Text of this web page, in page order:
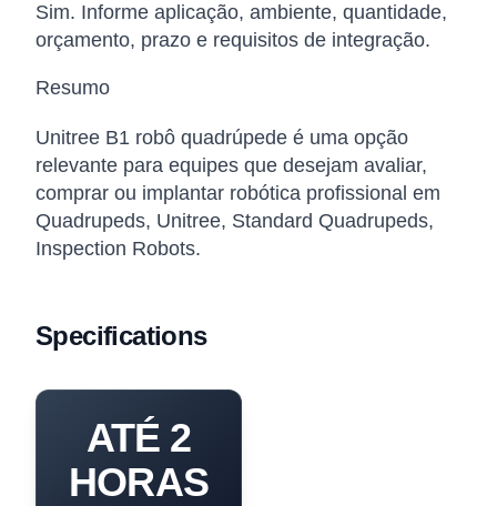
Sim. Informe aplicação, ambiente, quantidade,
orçamento, prazo e requisitos de integração.
Resumo
Unitree B1 robô quadrúpede é uma opção
relevante para equipes que desejam avaliar,
comprar ou implantar robótica profissional em
Quadrupeds, Unitree, Standard Quadrupeds,
Inspection Robots.
Specifications
ATÉ 2
HORAS